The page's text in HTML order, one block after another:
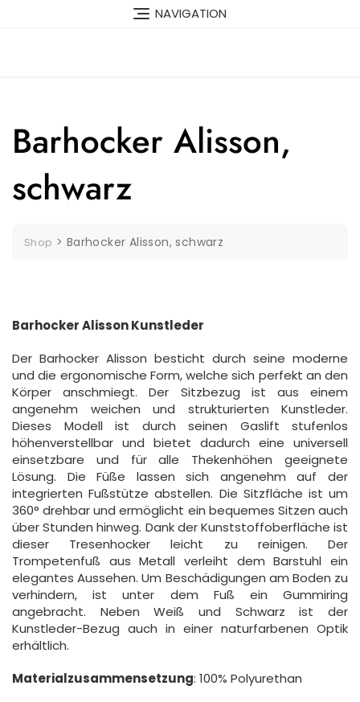
NAVIGATION
Barhocker Alisson,
schwarz
Shop > Barhocker Alisson, schwarz
Barhocker Alisson Kunstleder
Der Barhocker Alisson besticht durch seine moderne
und die ergonomische Form, welche sich perfekt an den
Körper anschmiegt. Der Sitzbezug ist aus einem
angenehm weichen und strukturierten Kunstleder.
Dieses Modell ist durch seinen Gaslift stufenlos
höhenverstellbar und bietet dadurch eine universell
einsetzbare und für alle Thekenhöhen geeignete
Lösung. Die Füße lassen sich angenehm auf der
integrierten Fußstütze abstellen. Die Sitzfläche ist um
360° drehbar und ermöglicht ein bequemes Sitzen auch
über Stunden hinweg. Dank der Kunststoffoberfläche ist
dieser Tresenhocker leicht zu reinigen. Der
Trompetenfuß aus Metall verleiht dem Barstuhl ein
elegantes Aussehen. Um Beschädigungen am Boden zu
verhindern, ist unter dem Fuß ein Gummiring
angebracht. Neben Weiß und Schwarz ist der
Kunstleder-Bezug auch in einer naturfarbenen Optik
erhältlich.
Materialzusammensetzung: 100% Polyurethan